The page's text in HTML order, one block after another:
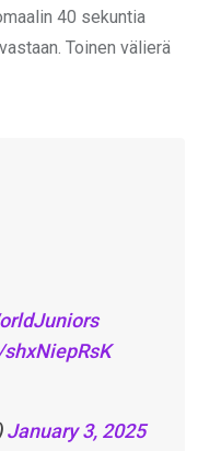
40 sekuntia
Toinen välierä
January 3, 2025